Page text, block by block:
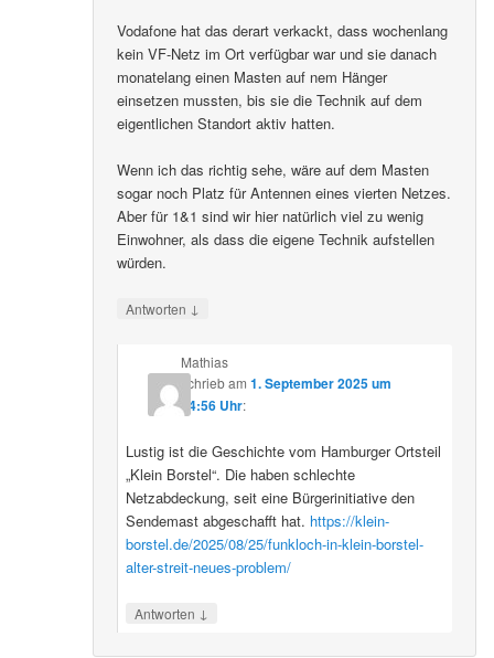
Vodafone hat das derart verkackt, dass wochenlang
kein VF-Netz im Ort verfügbar war und sie danach
monatelang einen Masten auf nem Hänger
einsetzen mussten, bis sie die Technik auf dem
eigentlichen Standort aktiv hatten.
Wenn ich das richtig sehe, wäre auf dem Masten
sogar noch Platz für Antennen eines vierten Netzes.
Aber für 1&1 sind wir hier natürlich viel zu wenig
Einwohner, als dass die eigene Technik aufstellen
würden.
Antworten ↓
Mathias
schriebam 1. September 2025 um
14:56 Uhr:
Lustig ist die Geschichte vom Hamburger Ortsteil
„Klein Borstel“. Die haben schlechte
Netzabdeckung, seit eine Bürgerinitiative den
Sendemast abgeschafft hat. https://klein-
borstel.de/2025/08/25/funkloch-in-klein-borstel-
alter-streit-neues-problem/
Antworten ↓